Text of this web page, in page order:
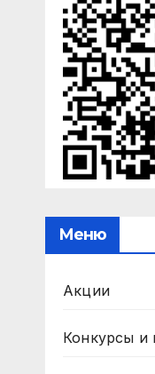
Меню
Акции
Конкурсы и